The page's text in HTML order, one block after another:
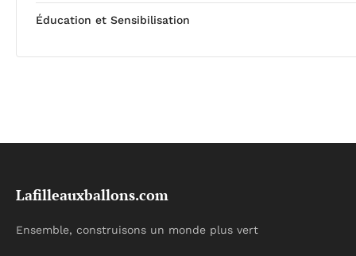
Éducation et Sensibilisation
Lafilleauxballons.com
Ensemble, construisons un monde plus vert